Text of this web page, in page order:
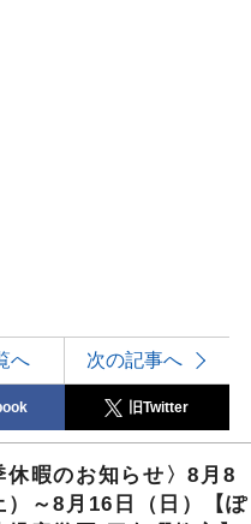
へ 次の記事へ
旧Twitter
休暇のお知らせ〉8月8
）～8月16日（日）【ぽ